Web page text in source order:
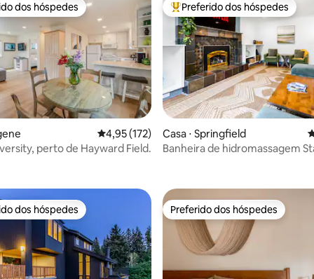
de 5, 110 avaliações
preferidos dos hóspedes
dos hóspedes
4,95 de uma avaliação média de 5, 172
4,95 (172)
perto de Hayward Field.
Entre os melhores preferidos
Preferido dos hóspedes
Casa ⋅ Springfield
Banheira de hidromassagem
preferidos dos hóspedes
dos hóspedes Preferido dos hóspedes
Preferido dos hóspedes